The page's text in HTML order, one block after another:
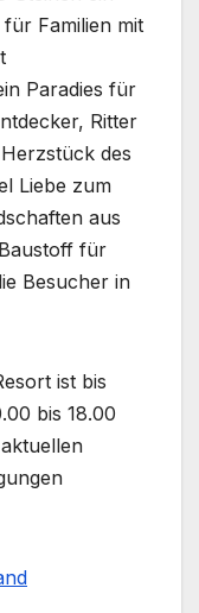
Familien mit
Paradies für
Ritter
des
Liebe zum
aus
für
Besucher in
ist bis
bis 18.00